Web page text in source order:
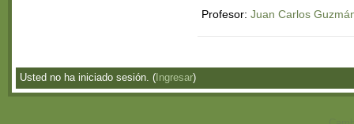
Profesor: Juan Carlos
Usted no ha iniciado sesión. (Ingresar)